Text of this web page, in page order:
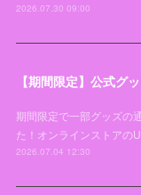
2026.07.30 09:00
【期間限定】公式グ
期間限定で一部グッズの
た！オンラインストアの
2026.07.04 12:30